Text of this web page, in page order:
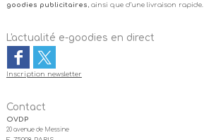
goodies publicitaires , ainsi que d’une livraison rapide.
L'actualité e-goodies en direct
Inscription newsletter
Contact
OVDP
20 avenue de Messine